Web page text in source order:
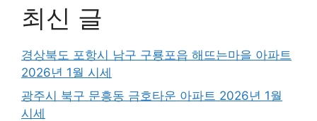
최신 글
경상북도 포항시 남구 구룡포읍 해뜨는마을 아파트
2026년 1월 시세
광주시 북구 문흥동 금호타운 아파트 2026년 1월
시세